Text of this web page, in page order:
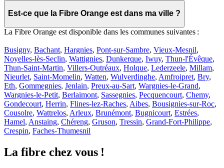
Est-ce que la Fibre Orange est dans ma ville ?
La Fibre Orange est disponible dans les communes suivantes :
Busigny, Bachant, Hargnies, Pont-sur-Sambre, Vieux-Mesnil,
Noyelles-lès-Seclin, Wattignies, Dunkerque, Iwuy, Thun-l'Évêque,
Thun-Saint-Martin, Villers-Outréaux, Holque, Lederzeele, Millam,
Nieurlet, Saint-Momelin, Watten, Wulverdinghe, Amfroipret, Bry,
Eth, Gommegnies, Jenlain, Preux-au-Sart, Wargnies-le-Grand,
Wargnies-le-Petit, Berlaimont, Sassegnies, Pecquencourt, Chemy,
Gondecourt, Herrin, Flines-lez-Raches, Aibes, Bousignies-sur-Roc,
Cousolre, Wattrelos, Arleux, Brunémont, Bugnicourt, Estrées,
Hamel, Anstaing, Chéreng, Gruson, Tressin, Grand-Fort-Philippe,
Crespin, Faches-Thumesnil
La fibre chez vous !